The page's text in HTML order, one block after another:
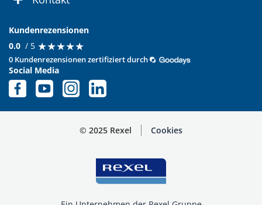
Kundenrezensionen
0.0 / 5 ★★★★★
★★★★★
0 Kundenrezensionen zertifiziert durch
Social Media
© 2025 Rexel Cookies